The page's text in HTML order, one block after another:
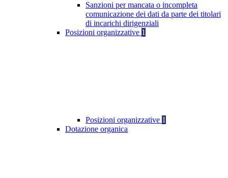
Sanzioni per mancata o incompleta
comunicazione dei dati da parte dei titolari
di incarichi dirigenziali
Posizioni organizzative 1
Posizioni organizzative 1
Dotazione organica